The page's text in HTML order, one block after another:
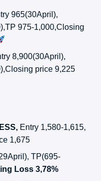
965(30April),
975-1,000,Closing
8,900(30April),
price 9,225
Entry 1,580-1,615,
1,675
TP(695-
Loss 3,78%